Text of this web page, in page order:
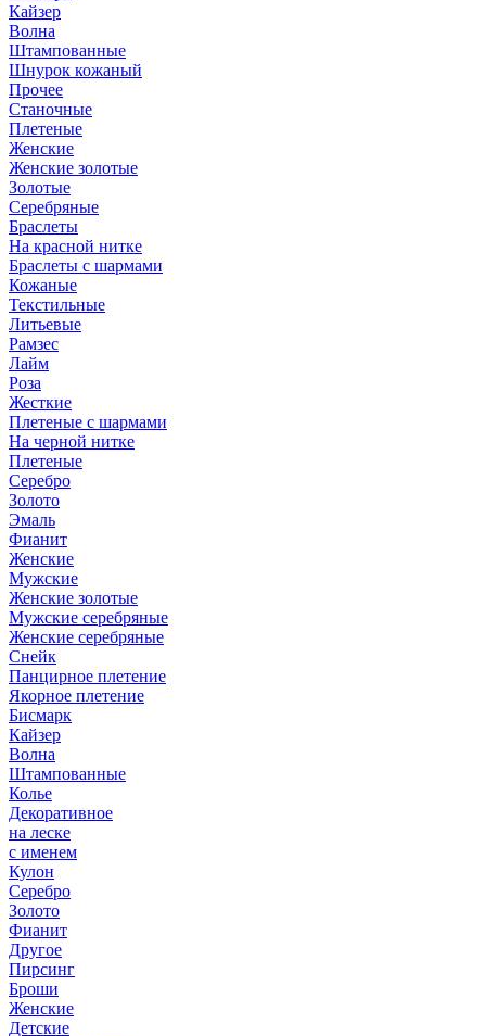
Кайзер
Волна
Штампованные
Шнурок кожаный
Прочее
Станочные
Плетеные
Женские
Женские золотые
Золотые
Серебряные
Браслеты
На красной нитке
Браслеты с шармами
Кожаные
Текстильные
Литьевые
Рамзес
Лайм
Роза
Жесткие
Плетеные с шармами
На черной нитке
Плетеные
Серебро
Золото
Эмаль
Фианит
Женские
Мужские
Женские золотые
Мужские серебряные
Женские серебряные
Снейк
Панцирное плетение
Якорное плетение
Бисмарк
Кайзер
Волна
Штампованные
Колье
Декоративное
на леске
с именем
Кулон
Серебро
Золото
Фианит
Другое
Пирсинг
Броши
Женские
Детские